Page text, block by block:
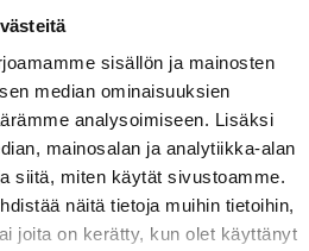
sisällön ja mainosten
median ominaisuuksien
analysoimiseen. Lisäksi
mainosalan ja analytiikka-alan
siitä, miten käytät sivustoamme.
näitä tietoja muihin tietoihin,
joita on kerätty, kun olet käyttänyt